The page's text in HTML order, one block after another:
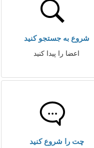
شروع به جستجو کنید
اعضا را پیدا کنید
چت را شروع کنید